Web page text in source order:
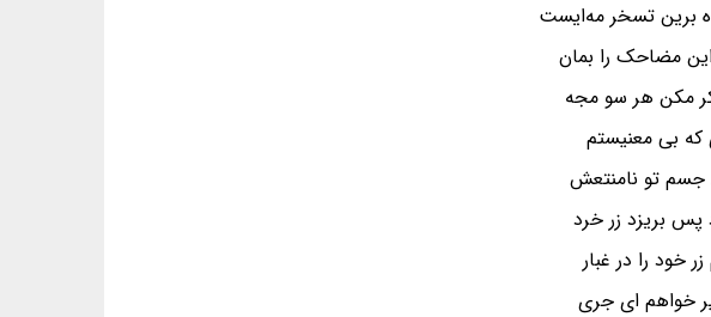
برین تسخر مه‌ایست
مضاحک را بمان
مکن هر سو مجه
بی معنیستم
تو نامنتعش
بریزد زر خرد
خود را در غبار
خواهم ای جری